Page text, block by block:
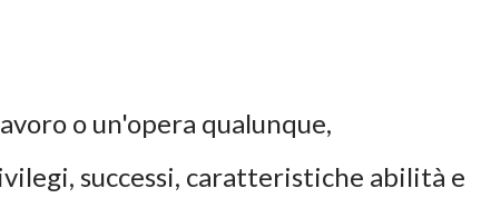
o un'opera qualunque,
successi, caratteristiche abilità e